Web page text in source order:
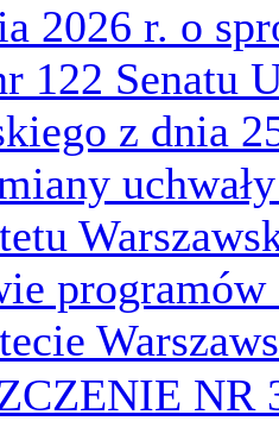
2026 r. o
122 Senatu
z dnia
NR